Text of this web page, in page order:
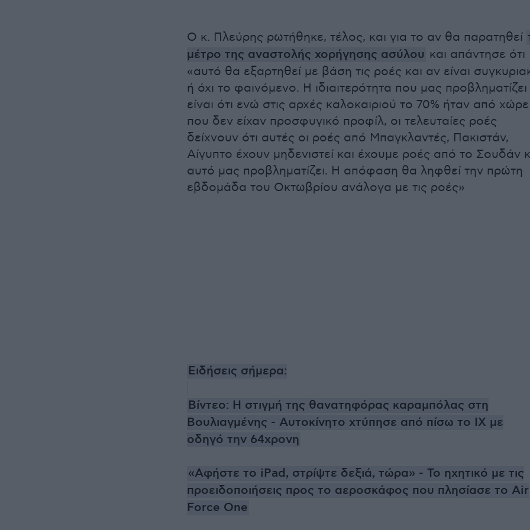
Ο κ. Πλεύρης ρωτήθηκε, τέλος, και για το αν θα παρατηθεί
μέτρο της αναστολής χορήγησης ασύλου και απάντησε ότι
«αυτό θα εξαρτηθεί με βάση τις ροές και αν είναι
ή όχι το φαινόμενο. Η ιδιαιτερότητα που μας προβληματίζει
είναι ότι ενώ στις αρχές καλοκαιριού το 70% ήταν από χώρε
που δεν είχαν προσφυγικό προφίλ, οι τελευταίες ροές
δείχνουν ότι αυτές οι ροές από Μπαγκλαντές, Πακιστάν,
Αίγυπτο έχουν μηδενιστεί και έχουμε ροές από το Σουδάν
αυτό μας προβληματίζει. Η απόφαση θα ληφθεί την πρώτη
εβδομάδα του Οκτωβρίου ανάλογα με τις ροές»
Ειδήσεις σήμερα:
Βίντεο: Η στιγμή της θανατηφόρας καραμπόλας στη
Βουλιαγμένης - Αυτοκίνητο χτύπησε από πίσω το ΙΧ με
οδηγό την 64χρονη
«Αφήστε το iPad, στρίψτε δεξιά, τώρα» - Το ηχητικό με τις
προειδοποιήσεις προς το αεροσκάφος που πλησίασε το Air
Force One